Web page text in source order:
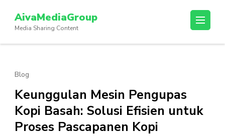
konten
(Tekan
AivaMediaGroup
Media Sharing Content
Blog
Keunggulan Mesin Pengupas
Kopi Basah: Solusi Efisien untuk
Proses Pascapanen Kopi